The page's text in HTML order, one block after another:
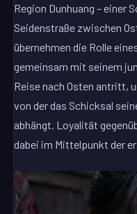
Region Dunhuang – einer
Seidenstraße zwischen
übernehmen die Rolle
gemeinsam mit seinem
Reise nach Osten antritt,
von der das Schicksal
abhängt. Loyalität
dabei im Mittelpunkt der